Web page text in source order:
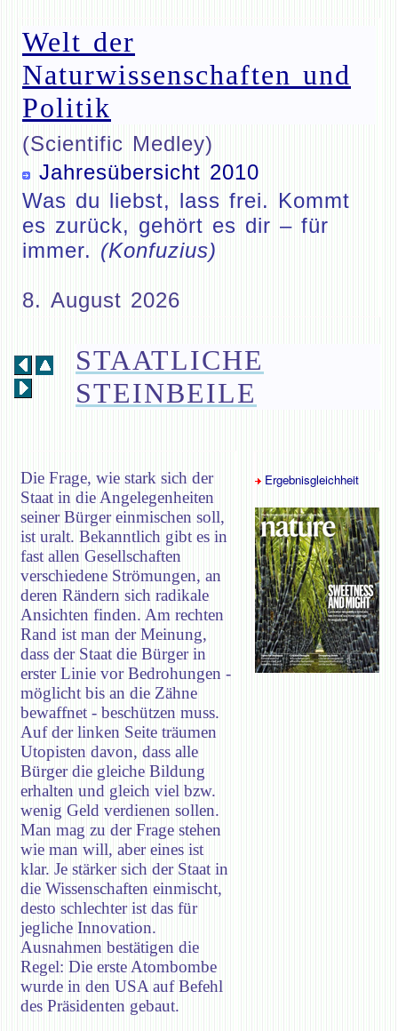
Welt der
Naturwissenschaften und
Politik
(Scientific Medley)
Jahresübersicht 2010
Was du liebst, lass frei. Kommt
es zurück, gehört es dir – für
immer. (Konfuzius)
8. August 2026
STAATLICHE
STEINBEILE
Die Frage, wie stark sich der
Staat in die Angelegenheiten
seiner Bürger einmischen soll,
ist uralt. Bekanntlich gibt es in
fast allen Gesellschaften
verschiedene Strömungen, an
deren Rändern sich radikale
Ansichten finden. Am rechten
Rand ist man der Meinung,
dass der Staat die Bürger in
erster Linie vor Bedrohungen -
möglicht bis an die Zähne
bewaffnet - beschützen muss.
Auf der linken Seite träumen
Utopisten davon, dass alle
Bürger die gleiche Bildung
erhalten und gleich viel bzw.
wenig Geld verdienen sollen.
Man mag zu der Frage stehen
wie man will, aber eines ist
klar. Je stärker sich der Staat in
die Wissenschaften einmischt,
desto schlechter ist das für
jegliche Innovation.
Ausnahmen bestätigen die
Regel: Die erste Atombombe
wurde in den USA auf Befehl
des Präsidenten gebaut.
Ergebnisgleichheit